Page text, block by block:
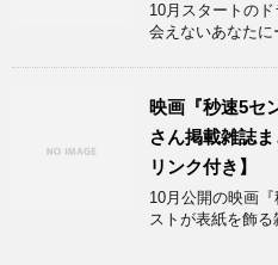
10月スタートの
会えないあなた
映画『秒速5セ
さん掲載雑誌
リンク付き】
10月公開の映画
ストが表紙を飾